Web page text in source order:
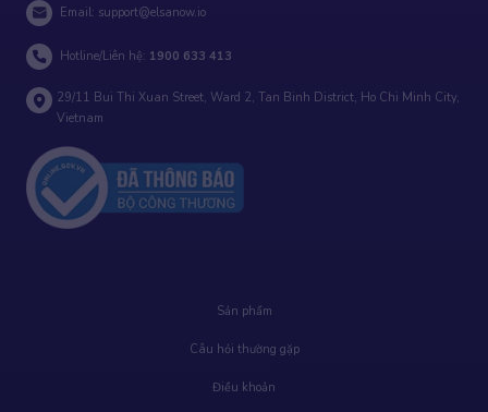
Email: support@elsanow.io
Hotline/Liên hệ: 1900 633 413
29/11 Bui Thi Xuan Street, Ward 2, Tan Binh District, Ho Chi Minh City,
Vietnam
Sản phẩm
Câu hỏi thường gặp
Điều khoản